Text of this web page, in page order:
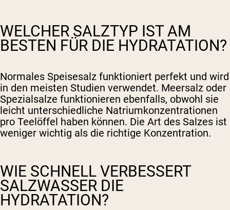
WELCHER SALZTYP IST AM
BESTEN FÜR DIE HYDRATATION?
Normales Speisesalz funktioniert perfekt und wird
in den meisten Studien verwendet. Meersalz oder
Spezialsalze funktionieren ebenfalls, obwohl sie
leicht unterschiedliche Natriumkonzentrationen
pro Teelöffel haben können. Die Art des Salzes ist
weniger wichtig als die richtige Konzentration.
WIE SCHNELL VERBESSERT
SALZWASSER DIE
HYDRATATION?